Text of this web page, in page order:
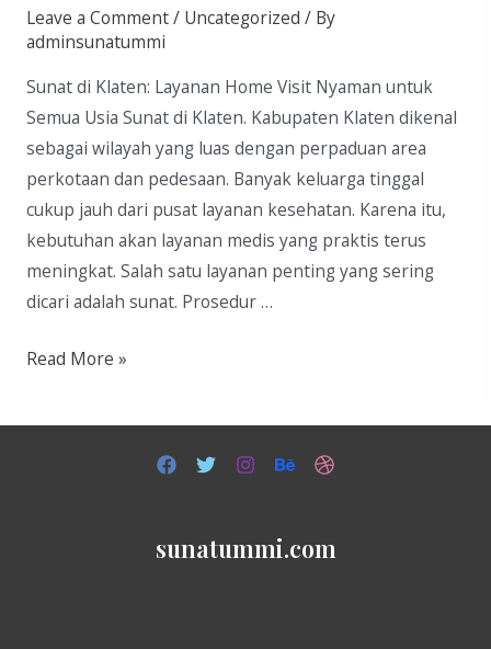
Leave a Comment/ Uncategorized / By
adminsunatummi
Sunat di Klaten: Layanan Home Visit Nyaman untuk
Semua Usia Sunat di Klaten. Kabupaten Klaten dikenal
sebagai wilayah yang luas dengan perpaduan area
perkotaan dan pedesaan. Banyak keluarga tinggal
cukup jauh dari pusat layanan kesehatan. Karena itu,
kebutuhan akan layanan medis yang praktis terus
meningkat. Salah satu layanan penting yang sering
dicari adalah sunat. Prosedur …
Sunat
Read More »
sunatummi.com